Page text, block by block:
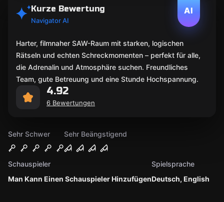
Sehr Schwer Sehr Beängstigend
Man Kann Einen Schauspieler Hinzufügen
Schauspieler
Deutsch, English
Spielsprache
AI
Kurze Bewertung
Navigator AI
Harter, filmnaher SAW-Raum mit starken, logischen
Rätseln und echten Schreckmomenten – perfekt für alle,
die Adrenalin und Atmosphäre suchen. Freundliches
Team, gute Betreuung und eine Stunde Hochspannung.
4.92
6 Bewertungen